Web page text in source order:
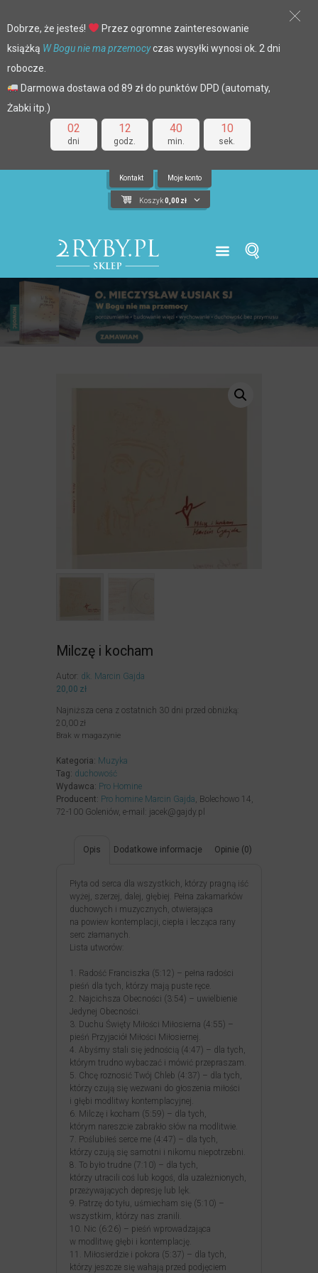
02
dni
12
godz.
40
min.
09
sek.
Dobrze, że jesteś!
Przez ogromne zainteresowanie
książką W Bogu nie ma przemocyczas wysyłki wynosi ok. 2 dni
robocze.
Darmowa dostawa od 89 zł do punktów DPD (automaty,
Żabki itp.)
Kontakt Moje konto
Koszyk 0,00 zł
Milczę i kocham
Autor: dk. Marcin Gajda
20,00 zł
Najniższa cena z ostatnich 30 dni przed obniżką:
20,00 zł
Brak w magazynie
Kategoria: Muzyka
Tag: duchowość
Wydawca: Pro Homine
Producent: Pro homine Marcin Gajda , Bolechowo 14,
72-100 Goleniów, e-mail: jacek@gajdy.pl
Opis Dodatkowe informacje Opinie (0)
Płyta od serca dla wszystkich, którzy pragną iść
wyżej, szerzej, dalej, głębiej. Pełna zakamarków
duchowych i muzycznych, otwierająca
na powiew kontemplacji, ciepła i lecząca rany
serc złamanych.
Lista utworów:
1. Radość Franciszka (5:12) – pełna radości
pieśń dla tych, którzy mają puste ręce.
2. Najcichsza Obecności (3:54) – uwielbienie
Jedynej Obecności.
3. Duchu Święty Miłości Miłosierna (4:55) –
pieśń Przyjaciół Miłości Miłosiernej.
4. Abyśmy stali się jednością (4:47) – dla tych,
którym trudno wybaczać i mówić przepraszam.
5. Chcę roznosić Twój Chleb (4:37) – dla tych,
którzy czują się wezwani do głoszenia miłości
i głębi modlitwy kontemplacyjnej.
6. Milczę i kocham (5:59) – dla tych,
którym nareszcie zabrakło słów na modlitwie.
7. Poślubiłeś serce me (4:47) – dla tych,
którzy czują się samotni i nikomu niepotrzebni.
8. To było trudne (7:10) – dla tych,
którzy utracili coś lub kogoś, dla uzależnionych,
przeżywających depresję lub lęk.
9. Patrzę do tyłu, uśmiecham się (5:10) –
wszystkim, którzy nas zranili.
10. Nic (6:26) – pieśń wprowadzająca
w modlitwę głębi i kontemplację.
11. Miłosierdzie i pokora (5:37) – dla tych,
którzy jeszcze się wahają przed podjęciem